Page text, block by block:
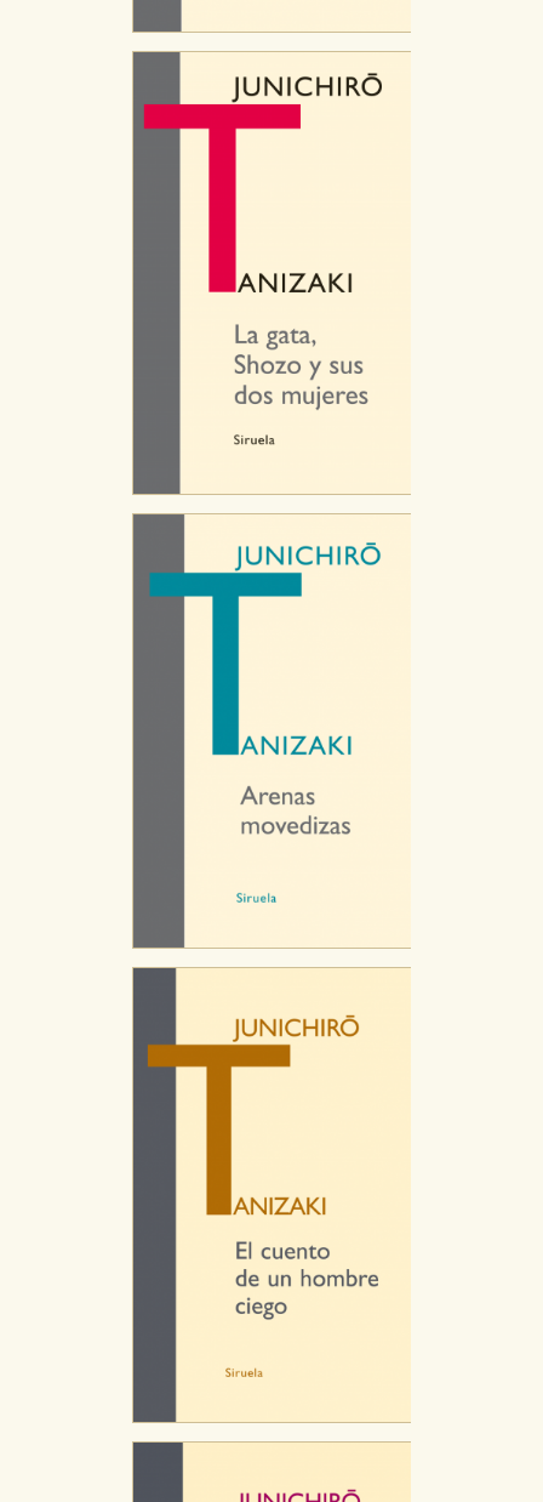
CONFIGURACIÓN DE COOKIES
web funcione y no es posible deshabilitarlas desde
nuestro sistema. Es posible hacerlo desde el
áreas de nuestra web dejen de funcionar
Cookies de rendimiento y analíticas
Estas cookies se utilizan para mejorar su experiencia
nuestro sitio web. Almacenan configuraciones de
Estas cookies son gestionadas por nuestros socios
relevante para sus intereses en otros sitios. No
política de cookies